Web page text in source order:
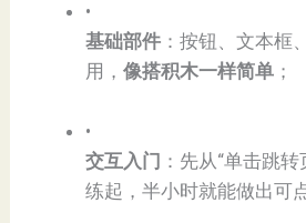
•
​基础部件​ ：按钮、文本框
用，​​像搭积木一样简单​ ​；
•
​交互入门​ ：先从“单击跳
练起，半小时就能做出可